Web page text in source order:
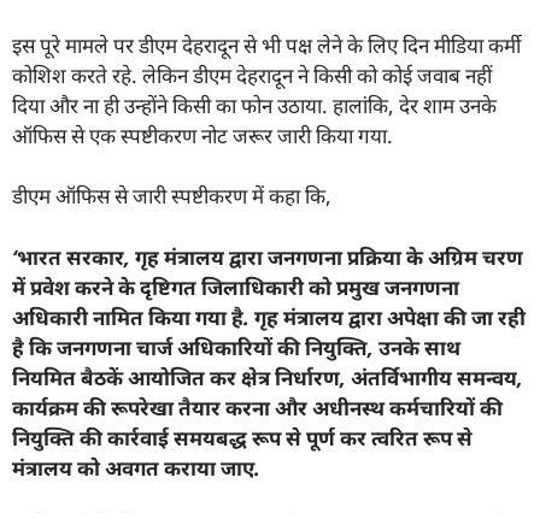
इस पूरे मामले पर डीएम देहरादून से भी पक्ष लेने के लिए दिन मीडिया कर्मी
कोशिश करते रहे. लेकिन डीएम देहरादून ने किसी को कोई जवाब नहीं
दिया और ना ही उन्होंने किसी का फोन उठाया. हालांकि, देर शाम उनके
ऑफिस से एक स्पष्टीकरण नोट जरूर जारी किया गया.
डीएम ऑफिस से जारी स्पष्टीकरण में कहा कि,
‘भारत सरकार, गृह मंत्रालय द्वारा जनगणना प्रक्रिया के अग्रिम चरण
में प्रवेश करने के दृष्टिगत जिलाधिकारी को प्रमुख जनगणना
अधिकारी नामित किया गया है. गृह मंत्रालय द्वारा अपेक्षा की जा रही
है कि जनगणना चार्ज अधिकारियों की नियुक्ति, उनके साथ
नियमित बैठकें आयोजित कर क्षेत्र निर्धारण, अंतर्विभागीय समन्वय,
कार्यक्रम की रूपरेखा तैयार करना और अधीनस्थ कर्मचारियों की
नियुक्ति की कार्रवाई समयबद्ध रूप से पूर्ण कर त्वरित रूप से
मंत्रालय को अवगत कराया जाए.